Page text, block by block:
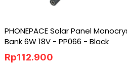
PHONEPACE Solar Panel
Bank 6W 18V - PP066 - Black
Rp112.900